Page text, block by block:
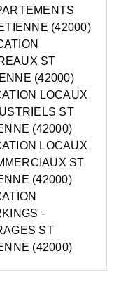
(42000)
ST
(42000)
LOCAUX
ST
(42000)
LOCAUX
ST
(42000)
-
ST
(42000)